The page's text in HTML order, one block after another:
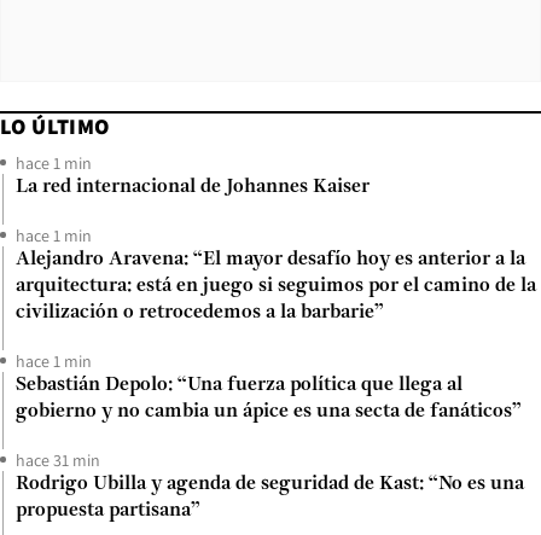
LO ÚLTIMO
hace 1 min
La red internacional de Johannes Kaiser
hace 1 min
Alejandro Aravena: “El mayor desafío hoy es anterior a la
arquitectura: está en juego si seguimos por el camino de la
civilización o retrocedemos a la barbarie”
hace 1 min
Sebastián Depolo: “Una fuerza política que llega al
gobierno y no cambia un ápice es una secta de fanáticos”
hace 31 min
Rodrigo Ubilla y agenda de seguridad de Kast: “No es una
propuesta partisana”